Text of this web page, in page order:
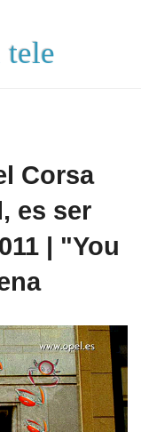
tele
Corsa
es ser
| "You